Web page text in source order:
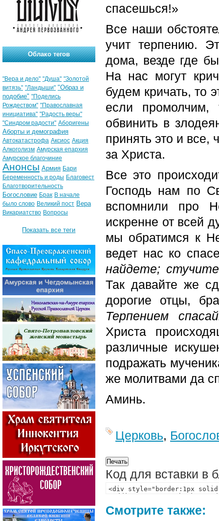
спасешься!»
Все наши
учит терпению.
дома, везде где
На нас могут
будем кричать, то
если промолчим,
обвинить в
принять это и все,
за Христа.
Все это
Господь нам по
вспомнили про
искренне от всей
мы обратимся к
ведет нас ко
найдете;
Так давайте же
дорогие отцы,
Терпением
Христа
различные
подражать
же молитвами да
Аминь.
Церковь,
Код для вставки в
Смотрите также:
Облако тегов
"Вера и дело" "Душа" "Золотой
витязь" "Ландыши" "Образ и
подобие" "Поделись
Рождеством" "Православная
инициатива" "Радость веры"
"Синдром радости" Аборигены
Аборты и демография
Автокатастрофа Аксиос Акция
Алкоголизм Амурская епархия
Амурское благочиние
Анонсы Армия Бари
Беременность и роды Благовест
Благотворительность
Богословие Брак В начале
было слово Великий пост Вера
Викариатство Вопросы
Показать все теги